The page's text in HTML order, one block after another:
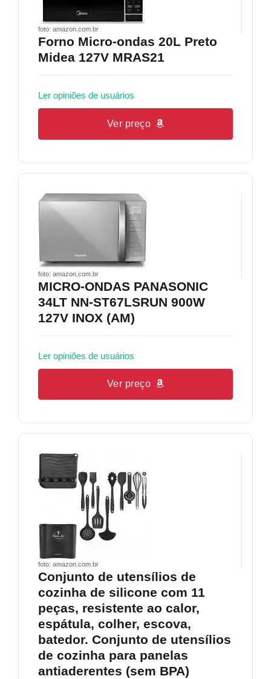
foto: amazon.com.br
Forno Micro-ondas 20L Preto
Midea 127V MRAS21
Ler opiniões de usuários
Ver preço
foto: amazon.com.br
MICRO-ONDAS PANASONIC
34LT NN-ST67LSRUN 900W
127V INOX (AM)
Ler opiniões de usuários
Ver preço
foto: amazon.com.br
Conjunto de utensílios de
cozinha de silicone com 11
peças, resistente ao calor,
espátula, colher, escova,
batedor. Conjunto de utensílios
de cozinha para panelas
antiaderentes (sem BPA)